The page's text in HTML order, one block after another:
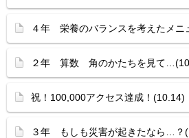
４年 栄養のバランスを考えたメニ
２年 算数 角のかたちを見て
祝！100,000アクセス達成！(10.14)
３年 もしも災害が起きたなら…？